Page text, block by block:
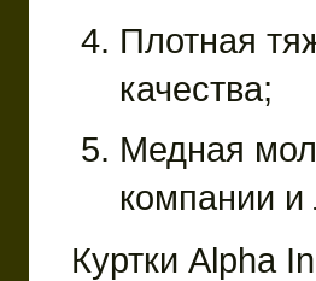
Плотная
качества;
Медная
компании и
Куртки Alpha